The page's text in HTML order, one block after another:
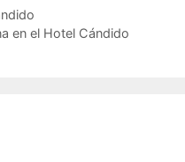
en el Hotel Cándido